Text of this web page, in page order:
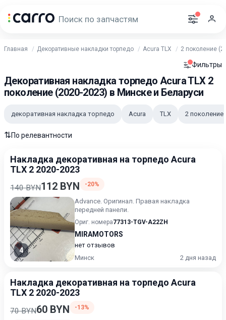
Главная Декоративные накладки торпедо Acura TLX 2 поколение
Фильтры
Декоративная накладка торпедо Acura TLX 2
поколение (2020-2023) в Минске и Беларуси
декоративная накладка торпедо Acura TLX 2 поколение
⇅По релевантности
Накладка декоративная на торпедо Acura
TLX 2 2020-2023
140 BYN112 BYN -20%
4
Advance. Оригинал. Правая накладка
передней панели.
Ориг. номера77313-TGV-A22ZH
MIRAMOTORS
нет отзывов
Минск
2 дня назад
Накладка декоративная на торпедо Acura
TLX 2 2020-2023
70 BYN60 BYN -13%